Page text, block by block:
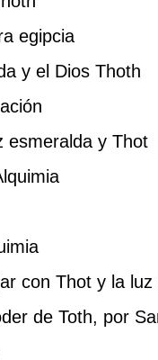
egipcia
y el Dios Thoth
esmeralda y Thot
con Thot y la luz
de Toth, por